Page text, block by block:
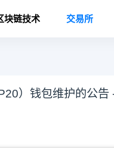
块链技术 交易所
）钱包维护的公